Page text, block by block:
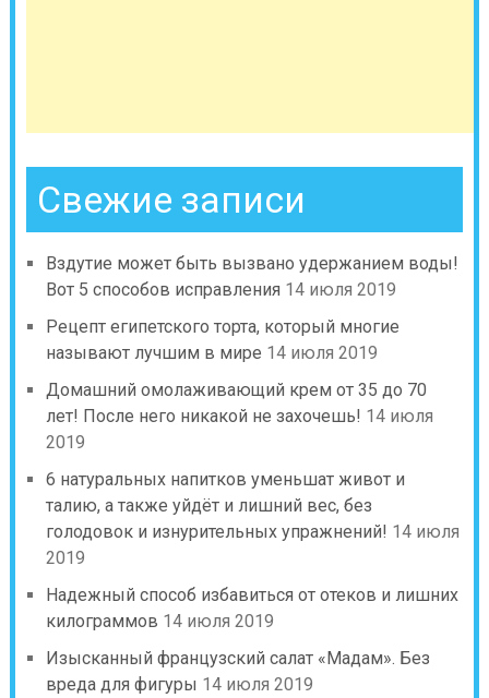
Свежие записи
Вздутие может быть вызвано удержанием воды!
Вот 5 способов исправления 14 июля 2019
Рецепт египетского торта, который многие
называют лучшим в мире 14 июля 2019
Домашний омолаживающий крем от 35 до 70
лет! После него никакой не захочешь! 14 июля
2019
6 натуральных напитков уменьшат живот и
талию, а также уйдёт и лишний вес, без
голодовок и изнурительных упражнений! 14 июля
2019
Надежный способ избавиться от отеков и лишних
килограммов 14 июля 2019
Изысканный французский салат «Мадам». Без
вреда для фигуры 14 июля 2019